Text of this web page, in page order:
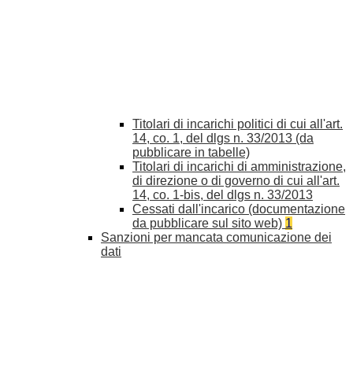
Titolari di incarichi politici di cui all'art.
14, co. 1, del dlgs n. 33/2013 (da
pubblicare in tabelle)
Titolari di incarichi di amministrazione,
di direzione o di governo di cui all'art.
14, co. 1-bis, del dlgs n. 33/2013
Cessati dall'incarico (documentazione
da pubblicare sul sito web) 1
Sanzioni per mancata comunicazione dei
dati